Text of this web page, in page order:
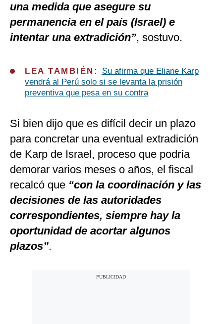
una medida que asegure su
permanencia en el país (Israel) e
intentar una extradición”, sostuvo.
LEA TAMBIÉN: Su afirma que Eliane Karp
vendrá al Perú solo si se levanta la prisión
preventiva que pesa en su contra
Si bien dijo que es difícil decir un plazo
para concretar una eventual extradición
de Karp de Israel, proceso que podría
demorar varios meses o años, el fiscal
recalcó que “con la coordinación y las
decisiones de las autoridades
correspondientes, siempre hay la
oportunidad de acortar algunos
plazos”.